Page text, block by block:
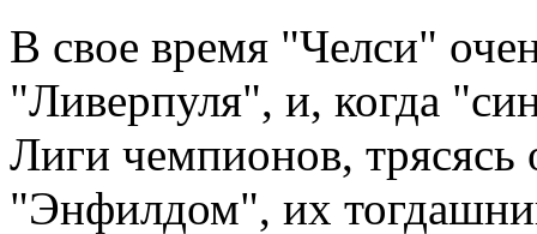
В свое время "Челси"
"Ливерпуля", и, когда
Лиги чемпионов, трясясь
"Энфилдом", их